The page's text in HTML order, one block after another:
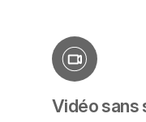
Vidéo sans